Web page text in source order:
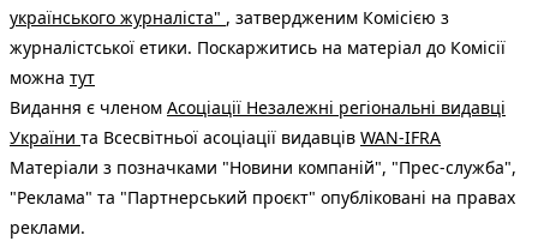
українського журналіста" , затвердженим Комісією з
журналістської етики. Поскаржитись на матеріал до Комісії
можна тут
Видання є членом Асоціації Незалежні регіональні видавці
України та Всесвітньої асоціації видавців WAN-IFRA
Матеріали з позначками "Новини компаній", "Прес-служба",
"Реклама" та "Партнерський проєкт" опубліковані на правах
реклами.